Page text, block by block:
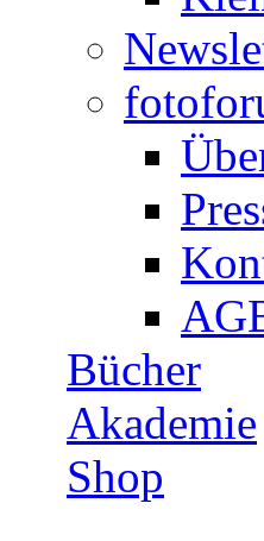
Bücher
Akademie
Shop